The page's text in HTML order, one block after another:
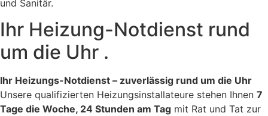
und Sanitär.
Ihr Heizung-Notdienst rund
um die Uhr .
Ihr Heizungs-Notdienst – zuverlässig rund um die Uhr
Unsere qualifizierten Heizungsinstallateure stehen Ihnen 7
Tage die Woche, 24 Stunden am Tag mit Rat und Tat zur